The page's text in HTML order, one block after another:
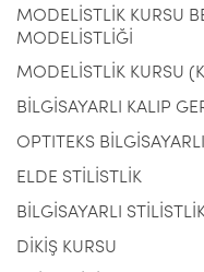
MODELİSTLİK KURSU
MODELİSTLİĞİ
MODELİSTLİK KURSU
BİLGİSAYARLI KALIP
OPTITEKS
ELDE STİLİSTLİK
BİLGİSAYARLI
DİKİŞ KURSU